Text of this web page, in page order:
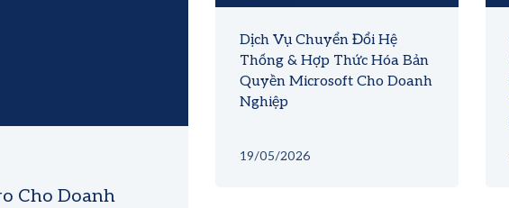
Cho Doanh
19/05/2026
Dịch Vụ Chuyển Đổi Hệ
Thống & Hợp Thức Hóa Bản
Quyền Microsoft Cho Doanh
Nghiệp